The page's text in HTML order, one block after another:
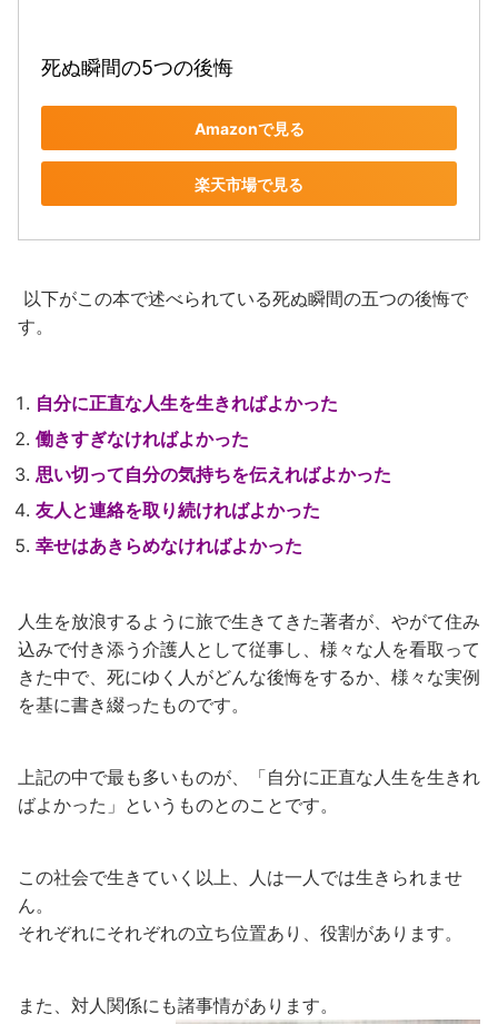
死ぬ瞬間の5つの後悔
Amazonで見る
楽天市場で見る
以下がこの本で述べられている死ぬ瞬間の五つの後悔で
す。
自分に正直な人生を生きればよかった
働きすぎなければよかった
思い切って自分の気持ちを伝えればよかった
友人と連絡を取り続ければよかった
幸せはあきらめなければよかった
人生を放浪するように旅で生きてきた著者が、やがて住み
込みで付き添う介護人として従事し、様々な人を看取って
きた中で、死にゆく人がどんな後悔をするか、様々な実例
を基に書き綴ったものです。
上記の中で最も多いものが、「自分に正直な人生を生きれ
ばよかった」というものとのことです。
この社会で生きていく以上、人は一人では生きられませ
ん。
それぞれにそれぞれの立ち位置あり、役割があります。
また、対人関係にも諸事情があります。